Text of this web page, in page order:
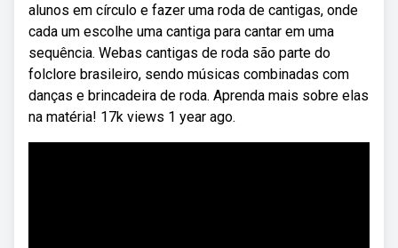
alunos em círculo e fazer uma roda de cantigas, onde
cada um escolhe uma cantiga para cantar em uma
sequência. Webas cantigas de roda são parte do
folclore brasileiro, sendo músicas combinadas com
danças e brincadeira de roda. Aprenda mais sobre elas
na matéria! 17k views 1 year ago.